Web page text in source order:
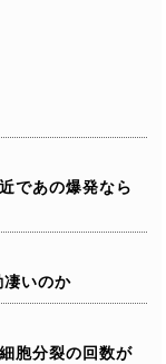
であの爆発なら
凄いのか
胞分裂の回数が